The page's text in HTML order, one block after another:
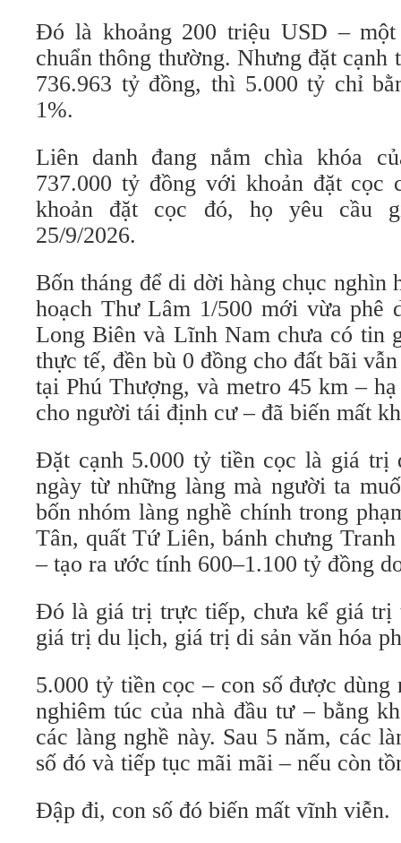
Đó là khoảng 200 triệu USD –
chuẩn thông thường. Nhưng đặt cạnh
736.963 tỷ đồng, thì 5.000 tỷ chỉ
1%.
Liên danh đang nắm chìa khóa
737.000 tỷ đồng với khoản đặt cọc
khoản đặt cọc đó, họ yêu cầu
25/9/2026.
Bốn tháng để di dời hàng chục nghìn
hoạch Thư Lâm 1/500 mới vừa phê
Long Biên và Lĩnh Nam chưa có tin
thực tế, đền bù 0 đồng cho đất bãi
tại Phú Thượng, và metro 45 km –
cho người tái định cư – đã biến mất
Đặt cạnh 5.000 tỷ tiền cọc là giá trị
ngày từ những làng mà người ta
bốn nhóm làng nghề chính trong
Tân, quất Tứ Liên, bánh chưng
– tạo ra ước tính 600–1.100 tỷ đồng
Đó là giá trị trực tiếp, chưa kể giá trị
giá trị du lịch, giá trị di sản văn hóa
5.000 tỷ tiền cọc – con số được dùng
nghiêm túc của nhà đầu tư – bằng
các làng nghề này. Sau 5 năm, các
số đó và tiếp tục mãi mãi – nếu còn
Đập đi, con số đó biến mất vĩnh viễn.